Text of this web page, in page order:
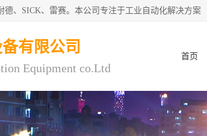
、SICK、雷赛。本公司专注于工业自动化解决方案
有限公司
Equipment co.Ltd
首页
人才招聘